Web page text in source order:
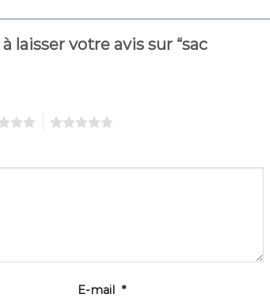
laisser votre avis sur “sac
E-mail*